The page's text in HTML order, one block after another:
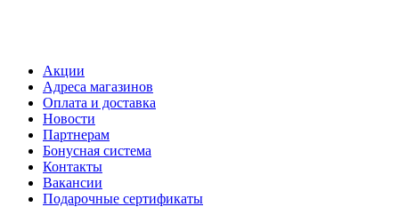
Акции
Адреса магазинов
Оплата и доставка
Новости
Партнерам
Бонусная система
Контакты
Вакансии
Подарочные сертификаты